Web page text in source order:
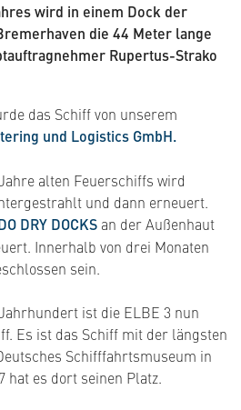
wird in einem Dock der
die 44 Meter lange
Rupertus-Strako
das Schiff von unserem
und Logistics GmbH.
alten Feuerschiffs wird
und dann erneuert.
DRY DOCKS an der Außenhaut
Innerhalb von drei Monaten
sein.
ist die ELBE 3 nun
Es ist das Schiff mit der längsten
Schifffahrtsmuseum in
hat es dort seinen Platz.